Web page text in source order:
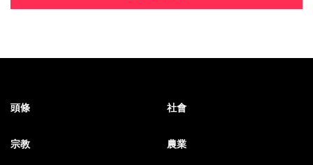
頭條 社會
宗教 農業